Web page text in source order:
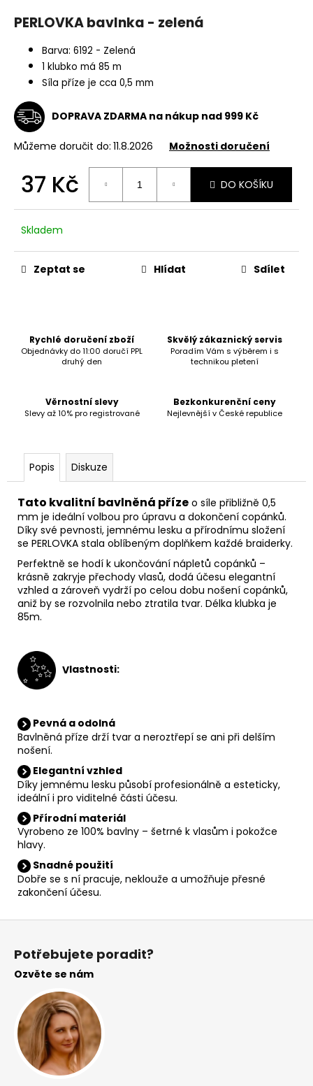
PERLOVKA bavlnka - zelená
Barva: 6192 - Zelená
1 klubko má 85 m
Síla příze je cca 0,5 mm
DOPRAVA ZDARMA na nákup nad 999 Kč
Můžeme doručit do: 11.8.2026 Možnosti doručení
37 Kč DO KOŠÍKU
Skladem
Zeptat se Hlídat Sdílet
Rychlé doručení zboží
Objednávky do 11:00 doručí PPL
druhý den
Skvělý zákaznický servis
Poradím Vám s výběrem i s
technikou pletení
Věrnostní slevy
Slevy až 10% pro registrované
Bezkonkurenční ceny
Nejlevnější v České republice
Popis Diskuze
Tato kvalitní bavlněná příze o síle přibližně 0,5
mm je ideální volbou pro úpravu a dokončení copánků.
Díky své pevnosti, jemnému lesku a přírodnímu složení
se PERLOVKA stala oblíbeným doplňkem každé braiderky.
Perfektně se hodí k ukončování nápletů copánků –
krásně zakryje přechody vlasů, dodá účesu elegantní
vzhled a zároveň vydrží po celou dobu nošení copánků,
aniž by se rozvolnila nebo ztratila tvar. Délka klubka je
85m.
Vlastnosti:
Pevná a odolná
Bavlněná příze drží tvar a neroztřepí se ani při delším
nošení.
Elegantní vzhled
Díky jemnému lesku působí profesionálně a esteticky,
ideální i pro viditelné části účesu.
Přírodní materiál
Vyrobeno ze 100% bavlny – šetrné k vlasům i pokožce
hlavy.
Snadné použití
Dobře se s ní pracuje, neklouže a umožňuje přesné
zakončení účesu.
a
D
o
p
o
Z
Potřebujete poradit?
Ozvěte se nám